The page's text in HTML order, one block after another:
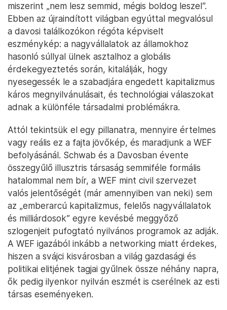
miszerint „nem lesz semmid, mégis boldog leszel”.
Ebben az újraindított világban egyúttal megvalósul
a davosi találkozókon régóta képviselt
eszménykép: a nagyvállalatok az államokhoz
hasonló súllyal ülnek asztalhoz a globális
érdekegyeztetés során, kitalálják, hogy
nyesegessék le a szabadjára engedett kapitalizmus
káros megnyilvánulásait, és technológiai válaszokat
adnak a különféle társadalmi problémákra.
Attól tekintsük el egy pillanatra, mennyire értelmes
vagy reális ez a fajta jövőkép, és maradjunk a WEF
befolyásánál. Schwab és a Davosban évente
összegyűlő illusztris társaság semmiféle formális
hatalommal nem bír, a WEF mint civil szervezet
valós jelentőségét (már amennyiben van neki) sem
az „emberarcú kapitalizmus, felelős nagyvállalatok
és milliárdosok” egyre kevésbé meggyőző
szlogenjeit pufogtató nyilvános programok az adják.
A WEF igazából inkább a networking miatt érdekes,
hiszen a svájci kisvárosban a világ gazdasági és
politikai elitjének tagjai gyűlnek össze néhány napra,
ők pedig ilyenkor nyilván eszmét is cserélnek az esti
társas eseményeken.